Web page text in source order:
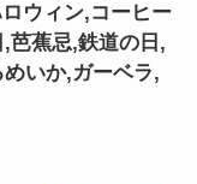
ウィン,コーヒー
芭蕉忌,鉄道の日,
いか,ガーベラ,